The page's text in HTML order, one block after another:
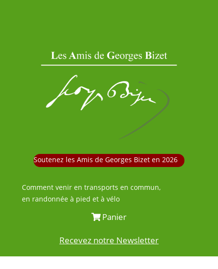
Soutenez les Amis de Georges Bizet en 2026
Comment venir en transports en commun,
en randonnée à pied et à vélo
Panier
Recevez notre Newsletter